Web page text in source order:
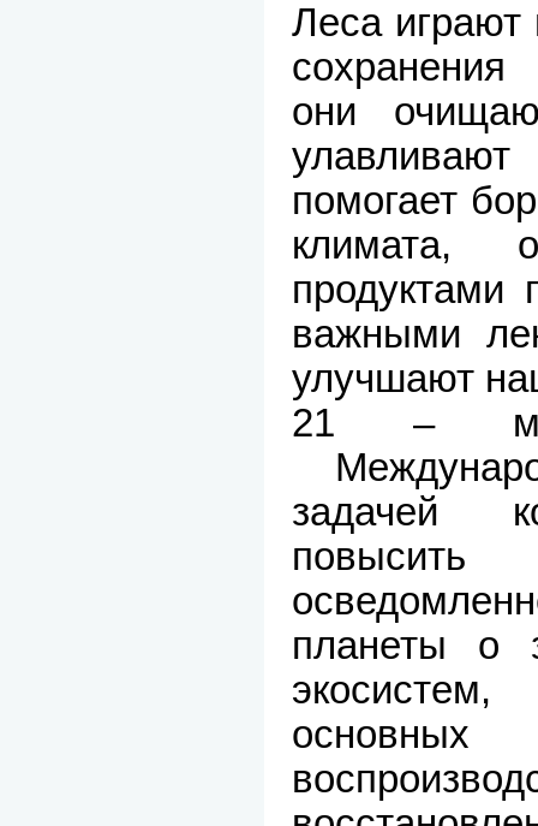
Леса
они
помогает
климата,
продуктами
важными
улучшают
21 –
задачей
планеты о